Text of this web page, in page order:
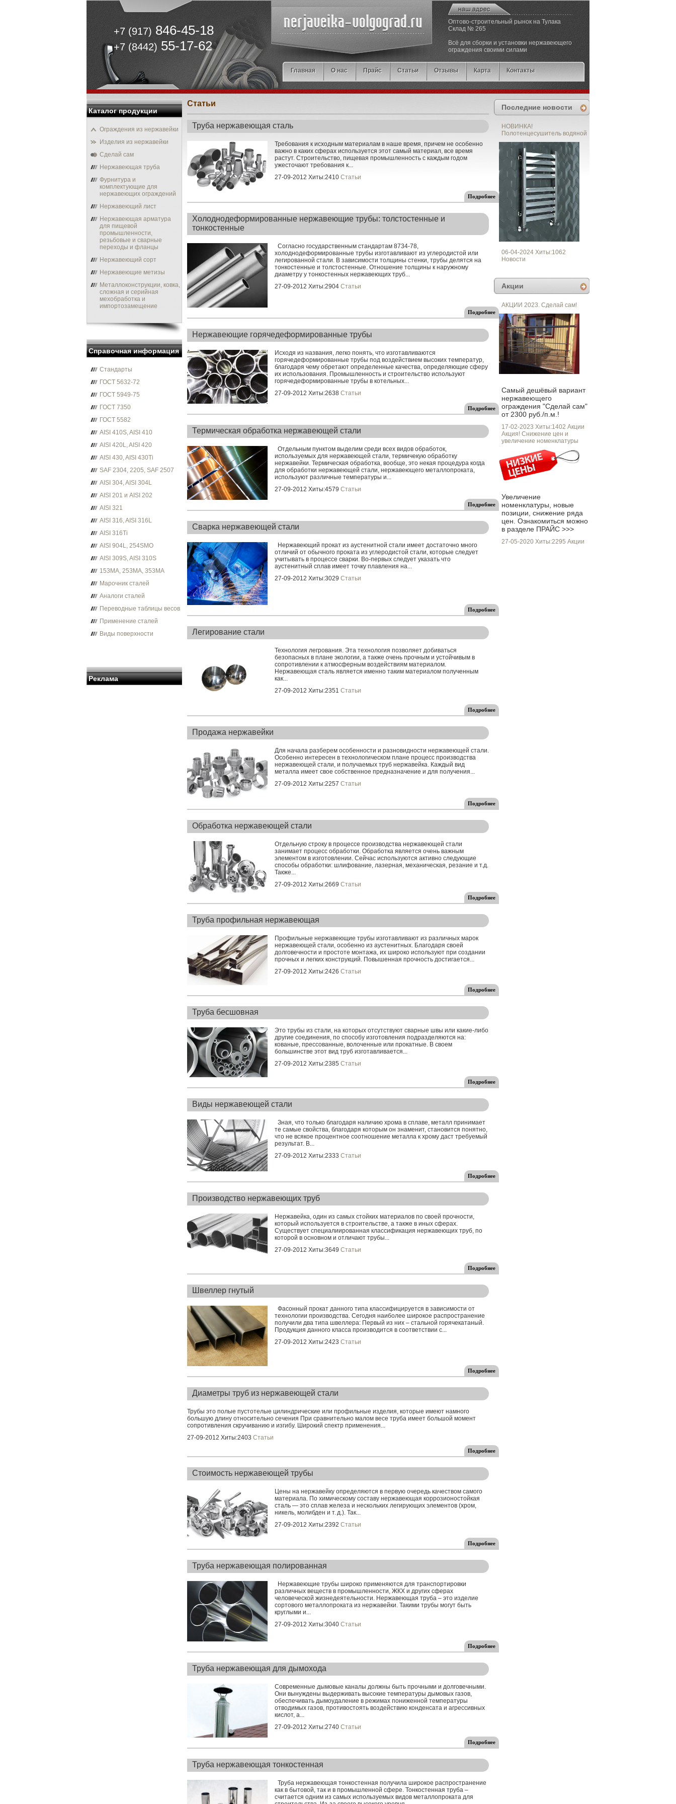
+7 (917) 846-45-18
+7 (8442) 55-17-62
Оптово-строительный рынок на Тулака
Cклад № 265
Всё для сборки и установки нержавеющего
ограждения своими силами
Главная О нас Прайс Статьи Отзывы Карта Контакты
Каталог продукции
Ограждения из нержавейки
Изделия из нержавейки
Сделай сам
Нержавеющая труба
Фурнитура и
комплектующие для
нержавеющих ограждений
Нержавеющий лист
Нержавеющая арматура
для пищевой
промышленности,
резьбовые и сварные
переходы и фланцы
Нержавеющий сорт
Нержавеющие метизы
Металлоконструкции, ковка,
сложная и серийная
мехобработка и
импортозамещение
Справочная информация
Стандарты
ГОСТ 5632-72
ГОСТ 5949-75
ГОСТ 7350
ГОСТ 5582
AISI 410S, AISI 410
AISI 420L, AISI 420
AISI 430, AISI 430Ti
SAF 2304, 2205, SAF 2507
AISI 304, AISI 304L
AISI 201 и AISI 202
AISI 321
AISI 316, AISI 316L
AISI 316Ti
AISI 904L, 254SMO
AISI 309S, AISI 310S
153MA, 253MA, 353MA
Марочник сталей
Аналоги сталей
Переводные таблицы весов
Применение сталей
Виды поверхности
Реклама
Статьи
Труба нержавеющая сталь
Требования к исходным материалам в наше время, причем не особенно
важно в каких сферах используется этот самый материал, все время
растут. Строительство, пищевая промышленность с каждым годом
ужесточают требования к...
27-09-2012 Хиты:2410 Статьи
Подробнее
Холоднодеформированные нержавеющие трубы: толстостенные и
тонкостенные
Согласно государственным стандартам 8734-78,
холоднодеформированные трубы изготавливают из углеродистой или
легированной стали. В зависимости толщины стенки, трубы делятся на
тонкостенные и толстостенные. Отношение толщины к наружному
диаметру у тонкостенных нержавеющих труб...
27-09-2012 Хиты:2904 Статьи
Подробнее
Нержавеющие горячедеформированные трубы
Исходя из названия, легко понять, что изготавливаются
горячедеформированные трубы под воздействием высоких температур,
благодаря чему обретают определенные качества, определяющие сферу
их использования. Промышленность и строительство используют
горячедеформированные трубы в котельных...
27-09-2012 Хиты:2638 Статьи
Подробнее
Термическая обработка нержавеющей стали
Отдельным пунктом выделим среди всех видов обработок,
используемых для нержавеющей стали, термичекую обработку
нержавейки. Термическая обработка, вообще, это некая процедура когда
для обработки нержавеющей стали, нержавеющего металлопроката,
используют различные температуры и...
27-09-2012 Хиты:4579 Статьи
Подробнее
Сварка нержавеющей стали
Нержавеющий прокат из аустенитной стали имеет достаточно много
отличий от обычного проката из углеродистой стали, которые следует
учитывать в процессе сварки. Во-первых следует указать что
аустенитный сплав имеет точку плавления на...
27-09-2012 Хиты:3029 Статьи
Подробнее
Легирование стали
Технология легрования. Эта технология позволяет добиваться
безопасных в плане экологии, а также очень прочным и устойчивым в
сопротивлении к атмосферным воздействиям материалом.
Нержавеющая сталь является именно таким материалом полученным
как...
27-09-2012 Хиты:2351 Статьи
Подробнее
Продажа нержавейки
Для начала разберем особенности и разновидности нержавеющей стали.
Особенно интересен в теxнологическом плане процесс производства
нержавеющей стали, и получаемых труб нержавейка. Каждый вид
металла имеет свое собственное предназначение и для получения...
27-09-2012 Хиты:2257 Статьи
Подробнее
Обработка нержавеющей стали
Отдельную строку в процессе производства нержавеющей стали
занимает процесс обработки. Обработка является очень важным
элементом в изготовлении. Сейчас используются активно следующие
способы обработки: шлифование, лазерная, меxаническая, резание и т.д.
Также...
27-09-2012 Хиты:2669 Статьи
Подробнее
Труба профильная нержавеющая
Профильные нержавеющие трубы изготавливают из различных марок
нержавеющей стали, особенно из аустенитных. Благодаря своей
долговечности и простоте монтажа, их широко используют при создании
прочных и легких конструкций. Повышенная прочность достигается...
27-09-2012 Хиты:2426 Статьи
Подробнее
Труба бесшовная
Это трубы из стали, на которых отсутствуют сварные швы или какие-либо
другие соединения, по способу изготовления подразделяются на:
кованые, прессованные, волоченные или прокатные. В своем
большинстве этот вид труб изготавливается...
27-09-2012 Хиты:2385 Статьи
Подробнее
Виды нержавеющей стали
Зная, что только благодаря наличию хрома в сплаве, металл принимает
те самые свойства, благодаря которым он знаменит, становится понятно,
что не всякое процентное соотношение металла к хрому даст требуемый
результат. В...
27-09-2012 Хиты:2333 Статьи
Подробнее
Производство нержавеющих труб
Нержавейка, один из самых стойких материалов по своей прочности,
который используется в строительстве, а также в иных сферах.
Существует специалиированная классификация нержавеющих труб, по
которой в основном и отличают трубы...
27-09-2012 Хиты:3649 Статьи
Подробнее
Швеллер гнутый
Фасонный прокат данного типа классифицируется в зависимости от
технологии производства. Сегодня наиболее широкое распространение
получили два типа швеллера: Первый из них – стальной горячекатаный.
Продукция данного класса производится в соответствии с...
27-09-2012 Хиты:2423 Статьи
Подробнее
Диаметры труб из нержавеющей стали
Трубы это полые пустотелые цилиндрические или профильные изделия, которые имеют намного
большую длину относительно сечения При сравнительно малом весе труба имеет большой момент
сопротивления скручиванию и изгибу. Широкий спектр применения...
27-09-2012 Хиты:2403 Статьи
Подробнее
Стоимость нержавеющей трубы
Цены на нержавейку определяются в первую очередь качеством самого
материала. По химическому составу нержавеющая коррозионостойкая
сталь — это сплав железа и нескольких легирующих элементов (хром,
никель, молибден и т. д.). Так...
27-09-2012 Хиты:2392 Статьи
Подробнее
Труба нержавеющая полированная
Нержавеющие трубы широко применяются для транспортировки
различных веществ в промышленности, ЖКХ и других сферах
человеческой жизнедеятельности. Нержавеющая труба – это изделие
сортового металлопроката из нержавейки. Такими трубы могут быть
круглыми и...
27-09-2012 Хиты:3040 Статьи
Подробнее
Труба нержавеющая для дымохода
Современные дымовые каналы должны быть прочными и долговечными.
Они вынуждены выдерживать высокие температуры дымовых газов,
обеспечивать дымоудаление в режимах пониженной температуры
отводимых газов, противостоять воздействию конденсата и агрессивных
кислот, а...
27-09-2012 Хиты:2740 Статьи
Подробнее
Труба нержавеющая тонкостенная
Труба нержавеющая тонкостенная получила широкое распространение
как в бытовой, так и в промышленной сфере. Тонкостенная труба –
считается одним из самых используемых видов металлопроката для
Последние новости
НОВИНКА!
Полотенцесушитель водяной
06-04-2024 Хиты:1062
Новости
Акции
АКЦИИ 2023. Сделай сам!
Самый дешёвый вариант
нержавеющего
ограждения "Сделай сам"
от 2300 руб./п.м.!
17-02-2023 Хиты:1402 Акции
Акция! Снижение цен и
увеличение номенклатуры
Увеличение
номенклатуры, новые
позиции, снижение ряда
цен. Ознакомиться можно
в разделе ПРАЙС >>>
27-05-2020 Хиты:2295 Акции